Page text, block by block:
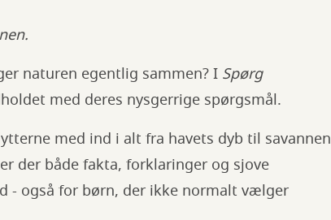
naturen egentlig sammen? I Spørg
med deres nysgerrige spørgsmål.
med ind i alt fra havets dyb til savannen
der både fakta, forklaringer og sjove
- også for børn, der ikke normalt vælger